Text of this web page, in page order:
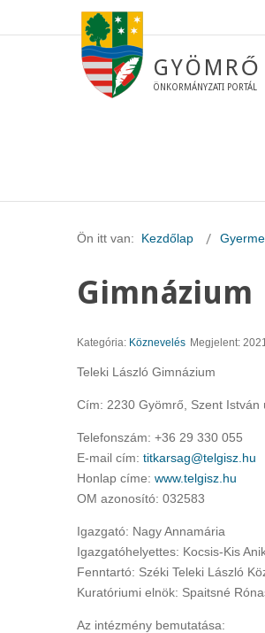
GYÖMRŐ
ÖNKORMÁNYZATI PORTÁL
Ön itt van: Kezdőlap
Gimnázium
Kategória: Köznevelés Megjelent:
Teleki László Gimnázium
Cím: 2230 Gyömrő, Szent István
Telefonszám: +36 29 330 055
E-mail cím: titkarsag@telgisz.hu
Honlap címe: www.telgisz.hu
OM azonosító: 032583
Igazgató: Nagy Annamária
Igazgatóhelyettes: Kocsis-Kis
Fenntartó: Széki Teleki László
Kuratóriumi elnök: Spaitsné
Az intézmény bemutatása: